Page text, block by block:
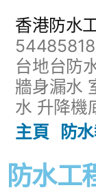
香港防水
台地台防
牆身漏水
水 升降機
主頁
防
防水工